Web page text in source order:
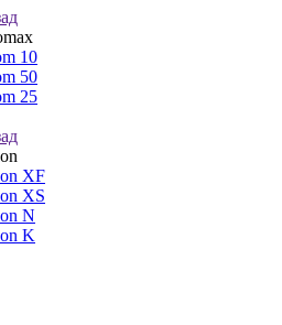
10
50
25
XF
XS
N
K